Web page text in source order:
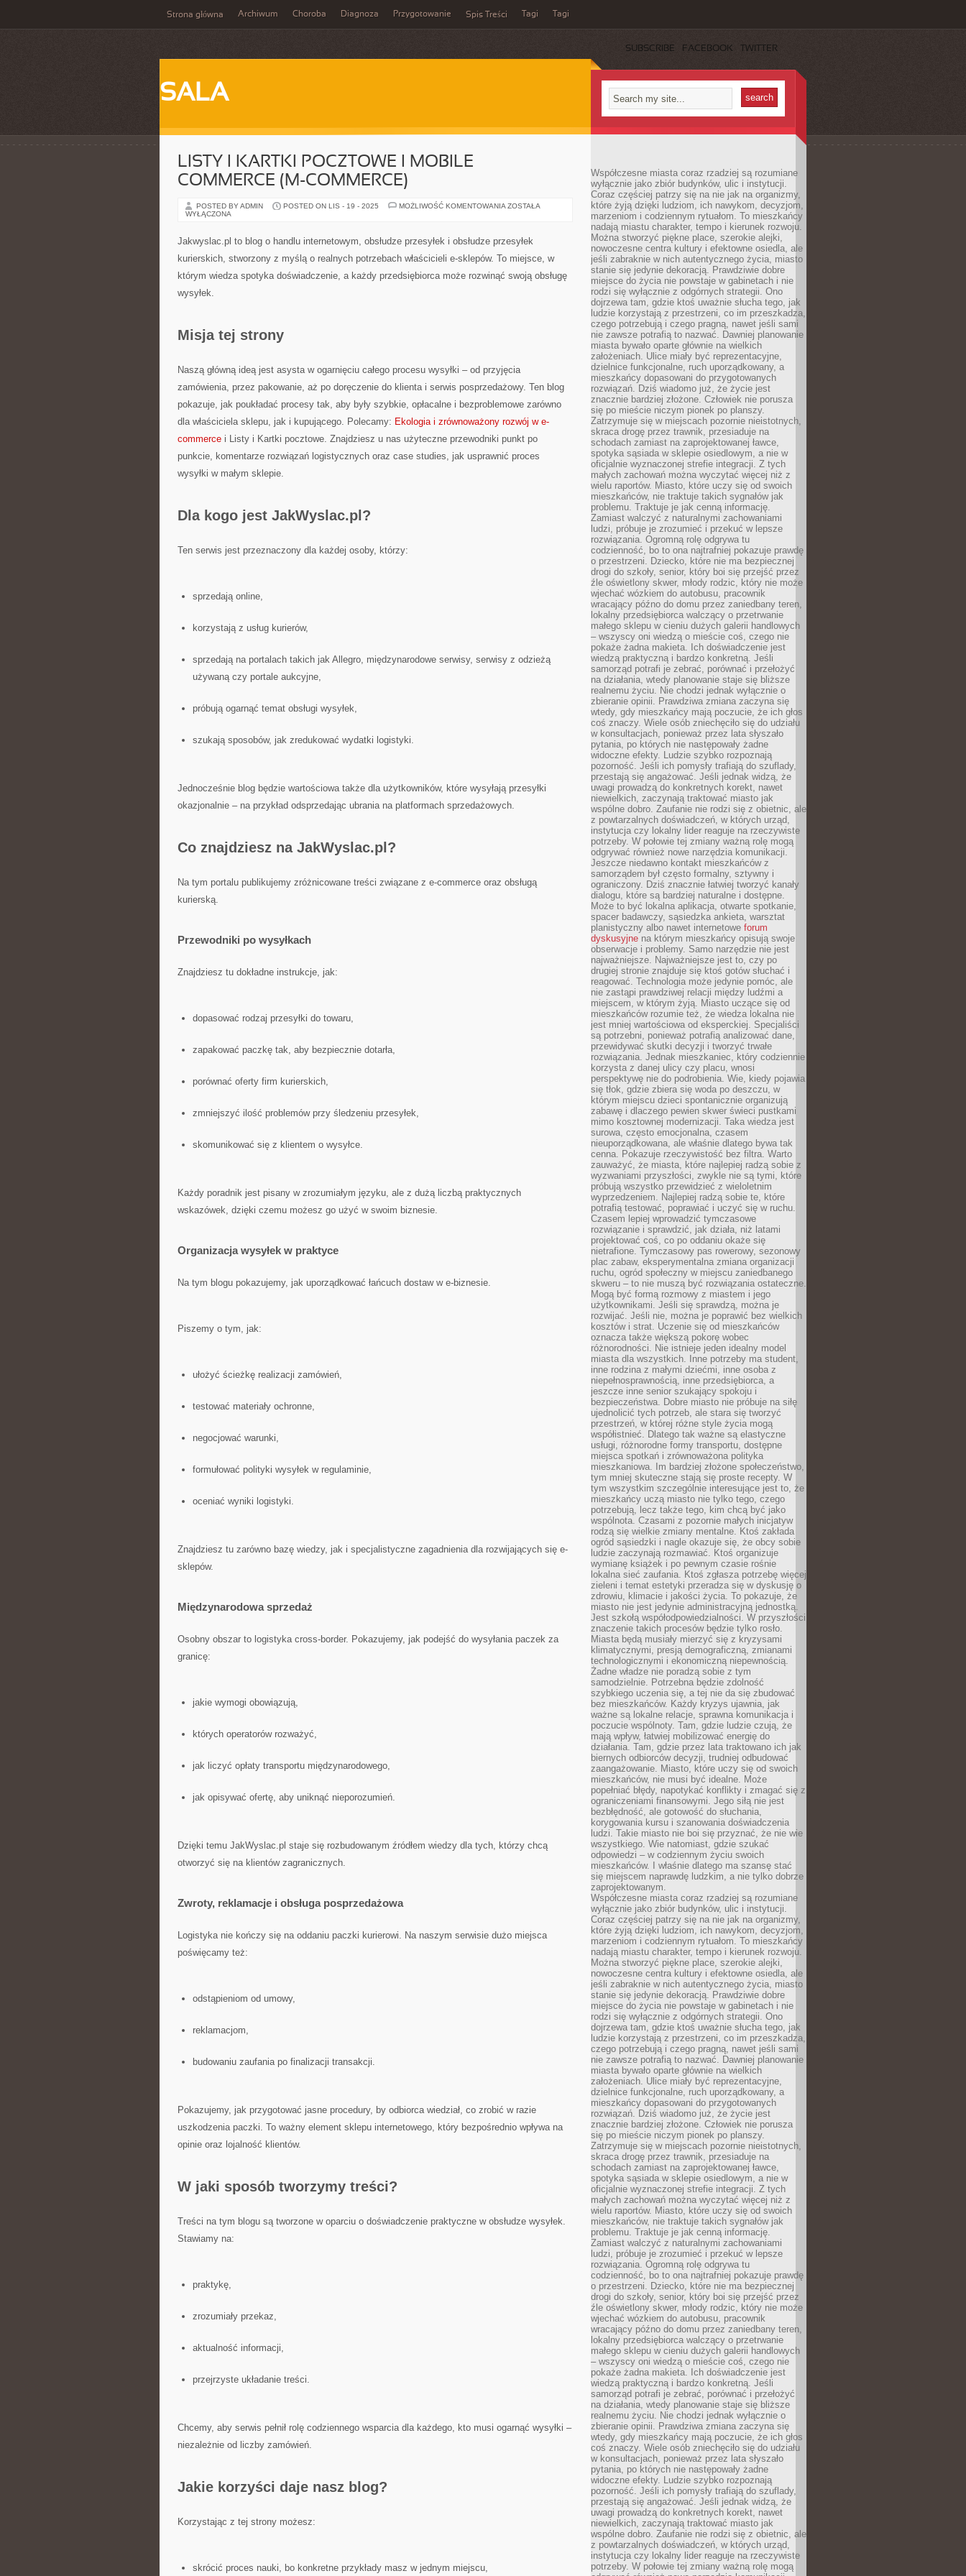
Strona główna Archiwum Choroba Diagnoza Przygotowanie Spis Treści Tagi Tagi
SUBSCRIBE FACEBOOK TWITTER
SALA
LISTY I KARTKI POCZTOWE I MOBILE
COMMERCE (M-COMMERCE)
POSTED BY ADMIN POSTED ON LIS - 19 - 2025 MOŻLIWOŚĆ KOMENTOWANIA LISTY
MOBILE
(M-
ZOSTAŁA
WYŁĄCZONA
Jakwyslac.pl to blog o handlu internetowym, obsłudze przesyłek i obsłudze przesyłek
kurierskich, stworzony z myślą o realnych potrzebach właścicieli e-sklepów. To miejsce, w
którym wiedza spotyka doświadczenie, a każdy przedsiębiorca może rozwinąć swoją obsługę
wysyłek.
Misja tej strony
Naszą główną ideą jest asysta w ogarnięciu całego procesu wysyłki – od przyjęcia
zamówienia, przez pakowanie, aż po doręczenie do klienta i serwis posprzedażowy. Ten blog
pokazuje, jak poukładać procesy tak, aby były szybkie, opłacalne i bezproblemowe zarówno
dla właściciela sklepu, jak i kupującego. Polecamy: Ekologia i zrównoważony rozwój w e-
commerce i Listy i Kartki pocztowe. Znajdziesz u nas użyteczne przewodniki punkt po
punkcie, komentarze rozwiązań logistycznych oraz case studies, jak usprawnić proces
wysyłki w małym sklepie.
Dla kogo jest JakWyslac.pl?
Ten serwis jest przeznaczony dla każdej osoby, którzy:
sprzedają online,
korzystają z usług kurierów,
sprzedają na portalach takich jak Allegro, międzynarodowe serwisy, serwisy z odzieżą
używaną czy portale aukcyjne,
próbują ogarnąć temat obsługi wysyłek,
szukają sposobów, jak zredukować wydatki logistyki.
Jednocześnie blog będzie wartościowa także dla użytkowników, które wysyłają przesyłki
okazjonalnie – na przykład odsprzedając ubrania na platformach sprzedażowych.
Co znajdziesz na JakWyslac.pl?
Na tym portalu publikujemy zróżnicowane treści związane z e-commerce oraz obsługą
kurierską.
Przewodniki po wysyłkach
Znajdziesz tu dokładne instrukcje, jak:
dopasować rodzaj przesyłki do towaru,
zapakować paczkę tak, aby bezpiecznie dotarła,
porównać oferty firm kurierskich,
zmniejszyć ilość problemów przy śledzeniu przesyłek,
skomunikować się z klientem o wysyłce.
Każdy poradnik jest pisany w zrozumiałym języku, ale z dużą liczbą praktycznych
wskazówek, dzięki czemu możesz go użyć w swoim biznesie.
Organizacja wysyłek w praktyce
Na tym blogu pokazujemy, jak uporządkować łańcuch dostaw w e-biznesie.
Piszemy o tym, jak:
ułożyć ścieżkę realizacji zamówień,
testować materiały ochronne,
negocjować warunki,
formułować polityki wysyłek w regulaminie,
oceniać wyniki logistyki.
Znajdziesz tu zarówno bazę wiedzy, jak i specjalistyczne zagadnienia dla rozwijających się e-
sklepów.
Międzynarodowa sprzedaż
Osobny obszar to logistyka cross-border. Pokazujemy, jak podejść do wysyłania paczek za
granicę:
jakie wymogi obowiązują,
których operatorów rozważyć,
jak liczyć opłaty transportu międzynarodowego,
jak opisywać ofertę, aby uniknąć nieporozumień.
Dzięki temu JakWyslac.pl staje się rozbudowanym źródłem wiedzy dla tych, którzy chcą
otworzyć się na klientów zagranicznych.
Zwroty, reklamacje i obsługa posprzedażowa
Logistyka nie kończy się na oddaniu paczki kurierowi. Na naszym serwisie dużo miejsca
poświęcamy też:
odstąpieniom od umowy,
reklamacjom,
budowaniu zaufania po finalizacji transakcji.
Pokazujemy, jak przygotować jasne procedury, by odbiorca wiedział, co zrobić w razie
uszkodzenia paczki. To ważny element sklepu internetowego, który bezpośrednio wpływa na
opinie oraz lojalność klientów.
W jaki sposób tworzymy treści?
Treści na tym blogu są tworzone w oparciu o doświadczenie praktyczne w obsłudze wysyłek.
Stawiamy na:
praktykę,
zrozumiały przekaz,
aktualność informacji,
przejrzyste układanie treści.
Chcemy, aby serwis pełnił rolę codziennego wsparcia dla każdego, kto musi ogarnąć wysyłki –
niezależnie od liczby zamówień.
Jakie korzyści daje nasz blog?
Korzystając z tej strony możesz:
skrócić proces nauki, bo konkretne przykłady masz w jednym miejscu,
Współczesne miasta coraz rzadziej są rozumiane
wyłącznie jako zbiór budynków, ulic i instytucji.
Coraz częściej patrzy się na nie jak na organizmy,
które żyją dzięki ludziom, ich nawykom, decyzjom,
marzeniom i codziennym rytuałom. To mieszkańcy
nadają miastu charakter, tempo i kierunek rozwoju.
Można stworzyć piękne place, szerokie alejki,
nowoczesne centra kultury i efektowne osiedla, ale
jeśli zabraknie w nich autentycznego życia, miasto
stanie się jedynie dekoracją. Prawdziwie dobre
miejsce do życia nie powstaje w gabinetach i nie
rodzi się wyłącznie z odgórnych strategii. Ono
dojrzewa tam, gdzie ktoś uważnie słucha tego, jak
ludzie korzystają z przestrzeni, co im przeszkadza,
czego potrzebują i czego pragną, nawet jeśli sami
nie zawsze potrafią to nazwać. Dawniej planowanie
miasta bywało oparte głównie na wielkich
założeniach. Ulice miały być reprezentacyjne,
dzielnice funkcjonalne, ruch uporządkowany, a
mieszkańcy dopasowani do przygotowanych
rozwiązań. Dziś wiadomo już, że życie jest
znacznie bardziej złożone. Człowiek nie porusza
się po mieście niczym pionek po planszy.
Zatrzymuje się w miejscach pozornie nieistotnych,
skraca drogę przez trawnik, przesiaduje na
schodach zamiast na zaprojektowanej ławce,
spotyka sąsiada w sklepie osiedlowym, a nie w
oficjalnie wyznaczonej strefie integracji. Z tych
małych zachowań można wyczytać więcej niż z
wielu raportów. Miasto, które uczy się od swoich
mieszkańców, nie traktuje takich sygnałów jak
problemu. Traktuje je jak cenną informację.
Zamiast walczyć z naturalnymi zachowaniami
ludzi, próbuje je zrozumieć i przekuć w lepsze
rozwiązania. Ogromną rolę odgrywa tu
codzienność, bo to ona najtrafniej pokazuje prawdę
o przestrzeni. Dziecko, które nie ma bezpiecznej
drogi do szkoły, senior, który boi się przejść przez
źle oświetlony skwer, młody rodzic, który nie może
wjechać wózkiem do autobusu, pracownik
wracający późno do domu przez zaniedbany teren,
lokalny przedsiębiorca walczący o przetrwanie
małego sklepu w cieniu dużych galerii handlowych
– wszyscy oni wiedzą o mieście coś, czego nie
pokaże żadna makieta. Ich doświadczenie jest
wiedzą praktyczną i bardzo konkretną. Jeśli
samorząd potrafi je zebrać, porównać i przełożyć
na działania, wtedy planowanie staje się bliższe
realnemu życiu. Nie chodzi jednak wyłącznie o
zbieranie opinii. Prawdziwa zmiana zaczyna się
wtedy, gdy mieszkańcy mają poczucie, że ich głos
coś znaczy. Wiele osób zniechęciło się do udziału
w konsultacjach, ponieważ przez lata słyszało
pytania, po których nie następowały żadne
widoczne efekty. Ludzie szybko rozpoznają
pozorność. Jeśli ich pomysły trafiają do szuflady,
przestają się angażować. Jeśli jednak widzą, że
uwagi prowadzą do konkretnych korekt, nawet
niewielkich, zaczynają traktować miasto jak
wspólne dobro. Zaufanie nie rodzi się z obietnic, ale
z powtarzalnych doświadczeń, w których urząd,
instytucja czy lokalny lider reaguje na rzeczywiste
potrzeby. W połowie tej zmiany ważną rolę mogą
odgrywać również nowe narzędzia komunikacji.
Jeszcze niedawno kontakt mieszkańców z
samorządem był często formalny, sztywny i
ograniczony. Dziś znacznie łatwiej tworzyć kanały
dialogu, które są bardziej naturalne i dostępne.
Może to być lokalna aplikacja, otwarte spotkanie,
spacer badawczy, sąsiedzka ankieta, warsztat
planistyczny albo nawet internetowe forum
dyskusyjne na którym mieszkańcy opisują swoje
obserwacje i problemy. Samo narzędzie nie jest
najważniejsze. Najważniejsze jest to, czy po
drugiej stronie znajduje się ktoś gotów słuchać i
reagować. Technologia może jedynie pomóc, ale
nie zastąpi prawdziwej relacji między ludźmi a
miejscem, w którym żyją. Miasto uczące się od
mieszkańców rozumie też, że wiedza lokalna nie
jest mniej wartościowa od eksperckiej. Specjaliści
są potrzebni, ponieważ potrafią analizować dane,
przewidywać skutki decyzji i tworzyć trwałe
rozwiązania. Jednak mieszkaniec, który codziennie
korzysta z danej ulicy czy placu, wnosi
perspektywę nie do podrobienia. Wie, kiedy pojawia
się tłok, gdzie zbiera się woda po deszczu, w
którym miejscu dzieci spontanicznie organizują
zabawę i dlaczego pewien skwer świeci pustkami
mimo kosztownej modernizacji. Taka wiedza jest
surowa, często emocjonalna, czasem
nieuporządkowana, ale właśnie dlatego bywa tak
cenna. Pokazuje rzeczywistość bez filtra. Warto
zauważyć, że miasta, które najlepiej radzą sobie z
wyzwaniami przyszłości, zwykle nie są tymi, które
próbują wszystko przewidzieć z wieloletnim
wyprzedzeniem. Najlepiej radzą sobie te, które
potrafią testować, poprawiać i uczyć się w ruchu.
Czasem lepiej wprowadzić tymczasowe
rozwiązanie i sprawdzić, jak działa, niż latami
projektować coś, co po oddaniu okaże się
nietrafione. Tymczasowy pas rowerowy, sezonowy
plac zabaw, eksperymentalna zmiana organizacji
ruchu, ogród społeczny w miejscu zaniedbanego
skweru – to nie muszą być rozwiązania ostateczne.
Mogą być formą rozmowy z miastem i jego
użytkownikami. Jeśli się sprawdzą, można je
rozwijać. Jeśli nie, można je poprawić bez wielkich
kosztów i strat. Uczenie się od mieszkańców
oznacza także większą pokorę wobec
różnorodności. Nie istnieje jeden idealny model
miasta dla wszystkich. Inne potrzeby ma student,
inne rodzina z małymi dziećmi, inne osoba z
niepełnosprawnością, inne przedsiębiorca, a
jeszcze inne senior szukający spokoju i
bezpieczeństwa. Dobre miasto nie próbuje na siłę
ujednolicić tych potrzeb, ale stara się tworzyć
przestrzeń, w której różne style życia mogą
współistnieć. Dlatego tak ważne są elastyczne
usługi, różnorodne formy transportu, dostępne
miejsca spotkań i zrównoważona polityka
mieszkaniowa. Im bardziej złożone społeczeństwo,
tym mniej skuteczne stają się proste recepty. W
tym wszystkim szczególnie interesujące jest to, że
mieszkańcy uczą miasto nie tylko tego, czego
potrzebują, lecz także tego, kim chcą być jako
wspólnota. Czasami z pozornie małych inicjatyw
rodzą się wielkie zmiany mentalne. Ktoś zakłada
ogród sąsiedzki i nagle okazuje się, że obcy sobie
ludzie zaczynają rozmawiać. Ktoś organizuje
wymianę książek i po pewnym czasie rośnie
lokalna sieć zaufania. Ktoś zgłasza potrzebę więcej
zieleni i temat estetyki przeradza się w dyskusję o
zdrowiu, klimacie i jakości życia. To pokazuje, że
miasto nie jest jedynie administracyjną jednostką.
Jest szkołą współodpowiedzialności. W przyszłości
znaczenie takich procesów będzie tylko rosło.
Miasta będą musiały mierzyć się z kryzysami
klimatycznymi, presją demograficzną, zmianami
technologicznymi i ekonomiczną niepewnością.
Żadne władze nie poradzą sobie z tym
samodzielnie. Potrzebna będzie zdolność
szybkiego uczenia się, a tej nie da się zbudować
bez mieszkańców. Każdy kryzys ujawnia, jak
ważne są lokalne relacje, sprawna komunikacja i
poczucie wspólnoty. Tam, gdzie ludzie czują, że
mają wpływ, łatwiej mobilizować energię do
działania. Tam, gdzie przez lata traktowano ich jak
biernych odbiorców decyzji, trudniej odbudować
zaangażowanie. Miasto, które uczy się od swoich
mieszkańców, nie musi być idealne. Może
popełniać błędy, napotykać konflikty i zmagać się z
ograniczeniami finansowymi. Jego siłą nie jest
bezbłędność, ale gotowość do słuchania,
korygowania kursu i szanowania doświadczenia
ludzi. Takie miasto nie boi się przyznać, że nie wie
wszystkiego. Wie natomiast, gdzie szukać
odpowiedzi – w codziennym życiu swoich
mieszkańców. I właśnie dlatego ma szansę stać
się miejscem naprawdę ludzkim, a nie tylko dobrze
zaprojektowanym.
Współczesne miasta coraz rzadziej są rozumiane
wyłącznie jako zbiór budynków, ulic i instytucji.
Coraz częściej patrzy się na nie jak na organizmy,
które żyją dzięki ludziom, ich nawykom, decyzjom,
marzeniom i codziennym rytuałom. To mieszkańcy
nadają miastu charakter, tempo i kierunek rozwoju.
Można stworzyć piękne place, szerokie alejki,
nowoczesne centra kultury i efektowne osiedla, ale
jeśli zabraknie w nich autentycznego życia, miasto
stanie się jedynie dekoracją. Prawdziwie dobre
miejsce do życia nie powstaje w gabinetach i nie
rodzi się wyłącznie z odgórnych strategii. Ono
dojrzewa tam, gdzie ktoś uważnie słucha tego, jak
ludzie korzystają z przestrzeni, co im przeszkadza,
czego potrzebują i czego pragną, nawet jeśli sami
nie zawsze potrafią to nazwać. Dawniej planowanie
miasta bywało oparte głównie na wielkich
założeniach. Ulice miały być reprezentacyjne,
dzielnice funkcjonalne, ruch uporządkowany, a
mieszkańcy dopasowani do przygotowanych
rozwiązań. Dziś wiadomo już, że życie jest
znacznie bardziej złożone. Człowiek nie porusza
się po mieście niczym pionek po planszy.
Zatrzymuje się w miejscach pozornie nieistotnych,
skraca drogę przez trawnik, przesiaduje na
schodach zamiast na zaprojektowanej ławce,
spotyka sąsiada w sklepie osiedlowym, a nie w
oficjalnie wyznaczonej strefie integracji. Z tych
małych zachowań można wyczytać więcej niż z
wielu raportów. Miasto, które uczy się od swoich
mieszkańców, nie traktuje takich sygnałów jak
problemu. Traktuje je jak cenną informację.
Zamiast walczyć z naturalnymi zachowaniami
ludzi, próbuje je zrozumieć i przekuć w lepsze
rozwiązania. Ogromną rolę odgrywa tu
codzienność, bo to ona najtrafniej pokazuje prawdę
o przestrzeni. Dziecko, które nie ma bezpiecznej
drogi do szkoły, senior, który boi się przejść przez
źle oświetlony skwer, młody rodzic, który nie może
wjechać wózkiem do autobusu, pracownik
wracający późno do domu przez zaniedbany teren,
lokalny przedsiębiorca walczący o przetrwanie
małego sklepu w cieniu dużych galerii handlowych
– wszyscy oni wiedzą o mieście coś, czego nie
pokaże żadna makieta. Ich doświadczenie jest
wiedzą praktyczną i bardzo konkretną. Jeśli
samorząd potrafi je zebrać, porównać i przełożyć
na działania, wtedy planowanie staje się bliższe
realnemu życiu. Nie chodzi jednak wyłącznie o
zbieranie opinii. Prawdziwa zmiana zaczyna się
wtedy, gdy mieszkańcy mają poczucie, że ich głos
coś znaczy. Wiele osób zniechęciło się do udziału
w konsultacjach, ponieważ przez lata słyszało
pytania, po których nie następowały żadne
widoczne efekty. Ludzie szybko rozpoznają
pozorność. Jeśli ich pomysły trafiają do szuflady,
przestają się angażować. Jeśli jednak widzą, że
uwagi prowadzą do konkretnych korekt, nawet
niewielkich, zaczynają traktować miasto jak
wspólne dobro. Zaufanie nie rodzi się z obietnic, ale
z powtarzalnych doświadczeń, w których urząd,
instytucja czy lokalny lider reaguje na rzeczywiste
potrzeby. W połowie tej zmiany ważną rolę mogą